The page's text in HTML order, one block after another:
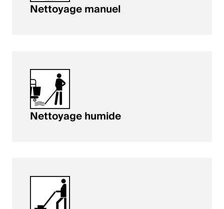
Nettoyage manuel
Nettoyage humide